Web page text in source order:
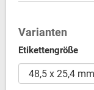
Varianten
Etikettengröße